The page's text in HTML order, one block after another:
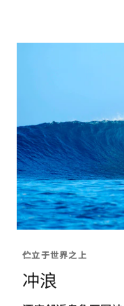
伫立于世界之上
冲浪